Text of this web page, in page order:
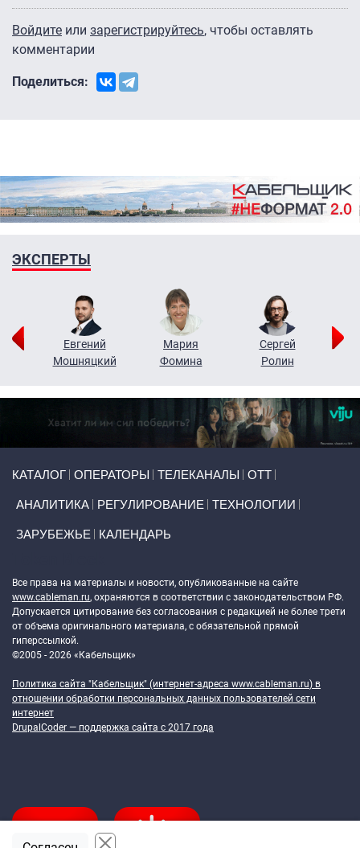
Войдите или зарегистрируйтесь, чтобы оставлять
комментарии
Поделиться:
ЭКСПЕРТЫ
Евгений
Мошняцкий
Мария
Фомина
Сергей
Ролин
КАТАЛОГ ОПЕРАТОРЫ ТЕЛЕКАНАЛЫ ОТТ
АНАЛИТИКА РЕГУЛИРОВАНИЕ ТЕХНОЛОГИИ
ЗАРУБЕЖЬЕ КАЛЕНДАРЬ
Все права на материалы и новости, опубликованные на сайте
www.cableman.ru, охраняются в соответствии с законодательством РФ.
Допускается цитирование без согласования с редакцией не более трети
от объема оригинального материала, с обязательной прямой
гиперссылкой.
©2005 - 2026 «Кабельщик»
Политика сайта "Кабельщик" (интернет-адреса www.cableman.ru) в
отношении обработки персональных данных пользователей сети
интернет
DrupalCoder — поддержка сайта c 2017 года